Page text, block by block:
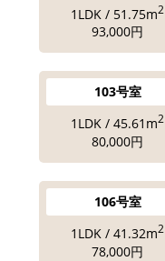
1LDK / 51.75m2
93,000円
103号室
1LDK / 45.61m2
80,000円
106号室
1LDK / 41.32m2
78,000円